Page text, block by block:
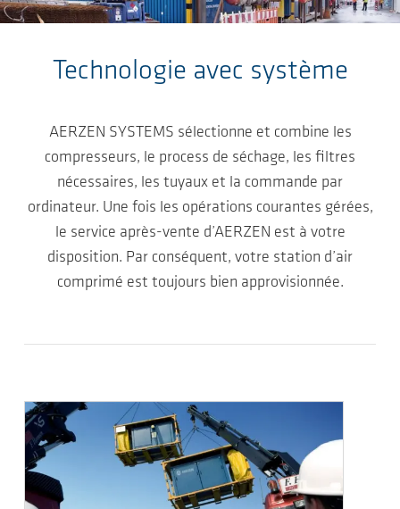
Technologie avec système
AERZEN SYSTEMS sélectionne et combine les
compresseurs, le process de séchage, les filtres
nécessaires, les tuyaux et la commande par
ordinateur. Une fois les opérations courantes gérées,
le service après-vente d’AERZEN est à votre
disposition. Par conséquent, votre station d’air
comprimé est toujours bien approvisionnée.